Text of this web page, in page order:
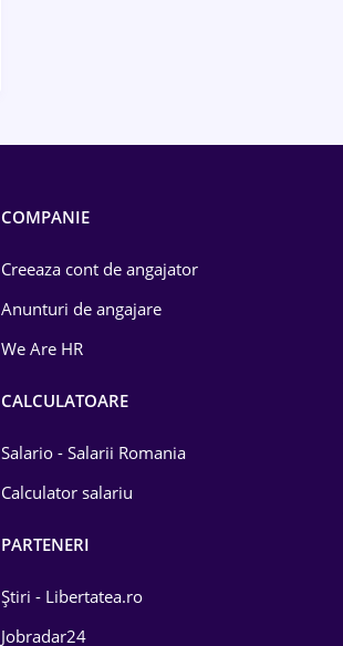
COMPANIE
Creeaza cont de angajator
Anunturi de angajare
We Are HR
CALCULATOARE
Salario - Salarii Romania
Calculator salariu
PARTENERI
Știri - Libertatea.ro
Jobradar24